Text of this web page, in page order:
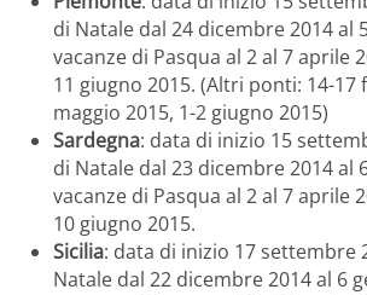
di Natale dal 24 dicembre 2014 al
vacanze di Pasqua al 2 al 7 aprile
11 giugno 2015. (Altri ponti: 14-17
maggio 2015, 1-2 giugno 2015)
Sardegna: data di inizio 15
di Natale dal 23 dicembre 2014 al
vacanze di Pasqua al 2 al 7 aprile
10 giugno 2015.
Sicilia: data di inizio 17 settembre
Natale dal 22 dicembre 2014 al 6